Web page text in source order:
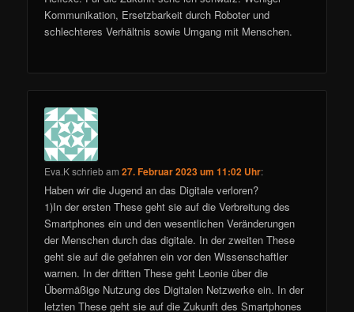
Kommunikation, Ersetzbarkeit durch Roboter und
schlechteres Verhältnis sowie Umgang mit Menschen.
Eva.Kschriebam27. Februar 2023 um 11:02 Uhr:
Haben wir die Jugend an das Digitale verloren?
1)In der ersten These geht sie auf die Verbreitung des
Smartphones ein und den wesentlichen Veränderungen
der Menschen durch das digitale. In der zweiten These
geht sie auf die gefahren ein vor den Wissenschaftler
warnen. In der dritten These geht Leonie über die
Übermäßige Nutzung des Digitalen Netzwerke ein. In der
letzten These geht sie auf die Zukunft des Smartphones